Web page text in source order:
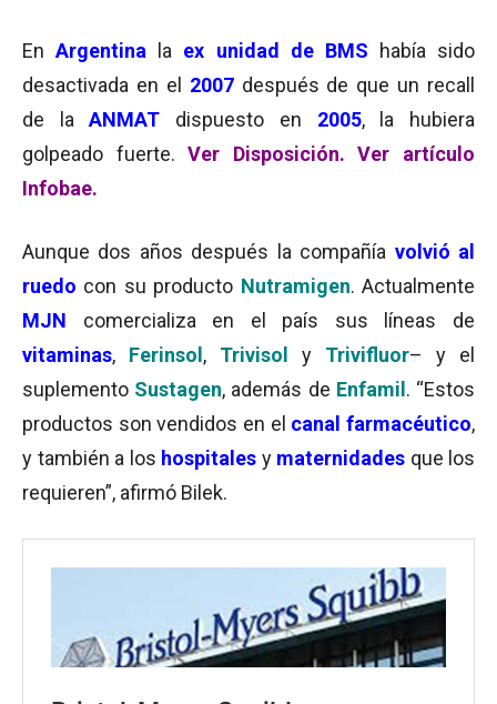
EnArgentina la ex unidad de BMS había sido
desactivada en el 2007después de que un recall
de laANMAT dispuesto en 2005, la hubiera
golpeado fuerte.Ver Disposición.Ver artículo
Infobae.
Aunque dos años después la compañía volvió al
ruedo con su producto Nutramigen. Actualmente
MJN comercializa en el país sus líneas de
vitaminas, Ferinsol , Trivisol y Trivifluor– y el
suplemento Sustagen, además de Enfamil . “Estos
productos son vendidos en el canal farmacéutico,
y también a los hospitales y maternidades que los
requieren”, afirmó Bilek.